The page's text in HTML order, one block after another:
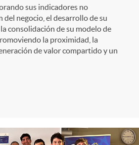
sus indicadores no
del negocio, el desarrollo de su
consolidación de su modelo de
la proximidad, la
de valor compartido y un